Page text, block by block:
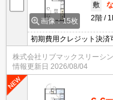
画像：15枚
敷
2階
初期費用クレジット決
家具・家電付き
株式会社リブマックスリーシ
情報更新日 2026/08/04